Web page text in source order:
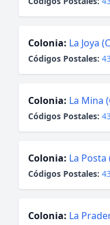
Colonia: La Joya
Códigos Postales:
Colonia: La Mina
Códigos Postales:
Colonia: La
Códigos Postales:
Colonia: La